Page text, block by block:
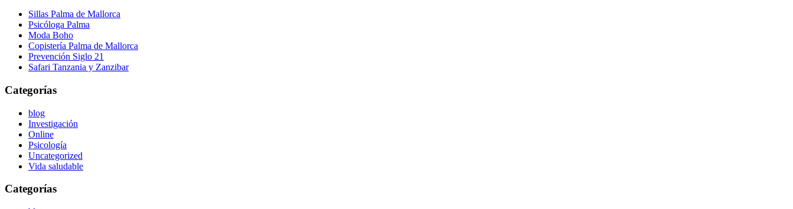
Sillas Palma de Mallorca
Psicóloga Palma
Moda Boho
Copistería Palma de Mallorca
Prevención Siglo 21
Safari Tanzania y Zanzibar
Categorías
blog
Investigación
Online
Psicología
Uncategorized
Vida saludable
Categorías